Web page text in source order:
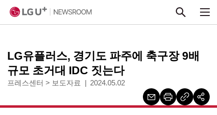
LG유플러스, 경기도 파주에 축구장 9배
규모 초거대 IDC 짓는다
프레스센터 > 보도자료 2024.05.02